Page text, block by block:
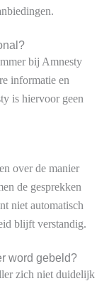
bij Amnesty
informatie en
is hiervoor geen
over de manier
de gesprekken
niet automatisch
blijft verstandig.
word gebeld?
zich niet duidelijk